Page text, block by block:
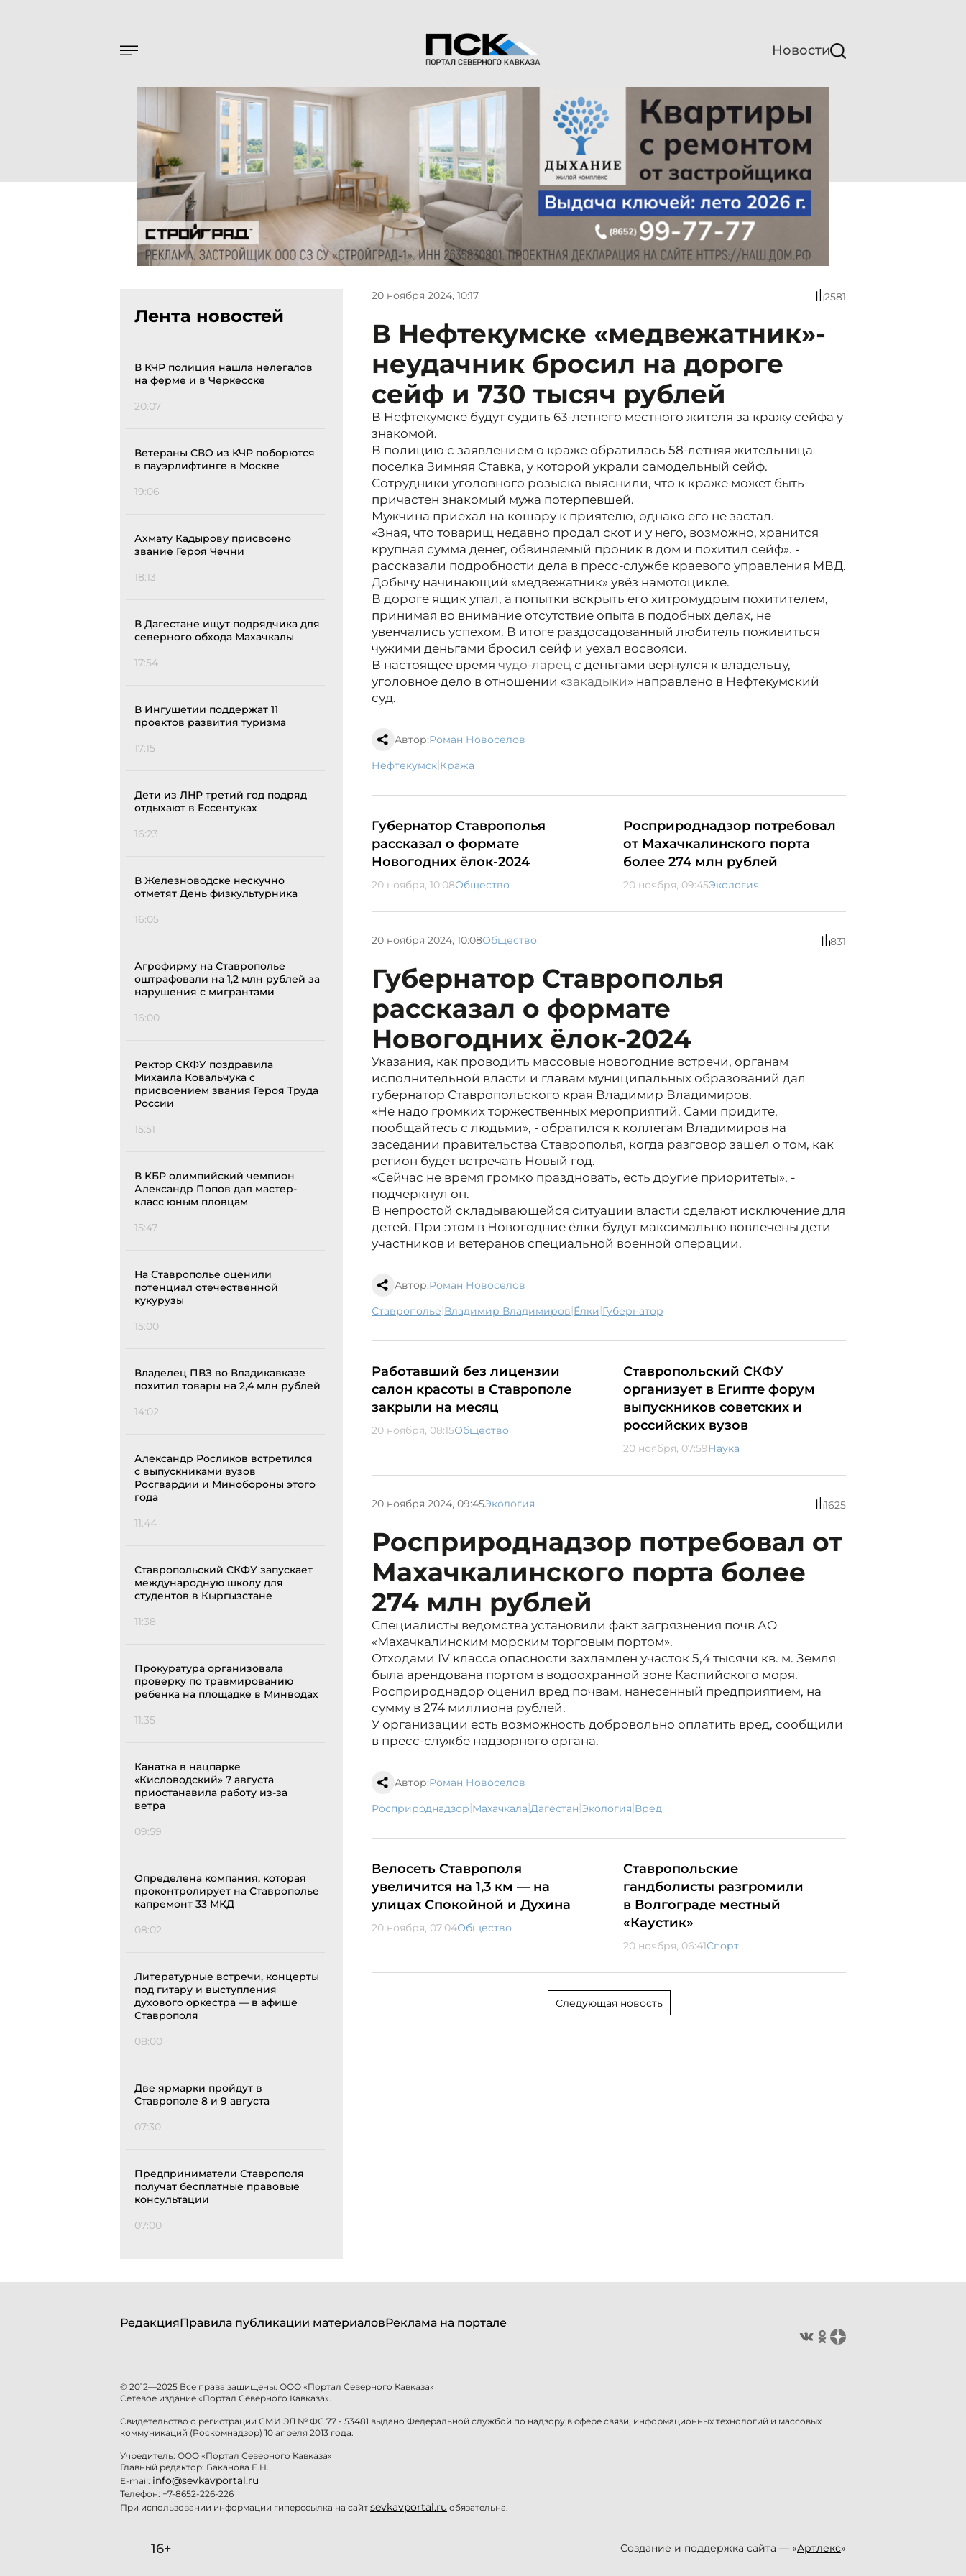
Новости
Лента новостей
В КЧР полиция нашла нелегалов
на ферме и в Черкесске
20:07
Ветераны СВО из КЧР поборются
в пауэрлифтинге в Москве
19:06
Ахмату Кадырову присвоено
звание Героя Чечни
18:13
В Дагестане ищут подрядчика для
северного обхода Махачкалы
17:54
В Ингушетии поддержат 11
проектов развития туризма
17:15
Дети из ЛНР третий год подряд
отдыхают в Ессентуках
16:23
В Железноводске нескучно
отметят День физкультурника
16:05
Агрофирму на Ставрополье
оштрафовали на 1,2 млн рублей за
нарушения с мигрантами
16:00
Ректор СКФУ поздравила
Михаила Ковальчука с
присвоением звания Героя Труда
России
15:51
В КБР олимпийский чемпион
Александр Попов дал мастер-
класс юным пловцам
15:47
На Ставрополье оценили
потенциал отечественной
кукурузы
15:00
Владелец ПВЗ во Владикавказе
похитил товары на 2,4 млн рублей
14:02
Александр Росликов встретился
с выпускниками вузов
Росгвардии и Минобороны этого
года
11:44
Ставропольский СКФУ запускает
международную школу для
студентов в Кыргызстане
11:38
Прокуратура организовала
проверку по травмированию
ребенка на площадке в Минводах
11:35
Канатка в нацпарке
«Кисловодский» 7 августа
приостанавила работу из-за
ветра
09:59
Определена компания, которая
проконтролирует на Ставрополье
капремонт 33 МКД
08:02
Литературные встречи, концерты
под гитару и выступления
духового оркестра — в афише
Ставрополя
08:00
Две ярмарки пройдут в
Ставрополе 8 и 9 августа
07:30
Предприниматели Ставрополя
получат бесплатные правовые
консультации
07:00
20 ноября 2024, 10:17 2581
В Нефтекумске «медвежатник»-
неудачник бросил на дороге
сейф и 730 тысяч рублей
В Нефтекумске будут судить 63-летнего местного жителя за кражу сейфа у
знакомой.
В полицию с заявлением о краже обратилась 58-летняя жительница
поселка Зимняя Ставка, у которой украли самодельный сейф.
Сотрудники уголовного розыска выяснили, что к краже может быть
причастен знакомый мужа потерпевшей.
Мужчина приехал на кошару к приятелю, однако его не застал.
«Зная, что товарищ недавно продал скот и у него, возможно, хранится
крупная сумма денег, обвиняемый проник в дом и похитил сейф». -
рассказали подробности дела в пресс-службе краевого управления МВД.
Добычу начинающий «медвежатник» увёз намотоцикле.
В дороге ящик упал, а попытки вскрыть его хитромудрым похитителем,
принимая во внимание отсутствие опыта в подобных делах, не
увенчались успехом. В итоге раздосадованный любитель поживиться
чужими деньгами бросил сейф и уехал восвояси.
В настоящее время чудо-ларец с деньгами вернулся к владельцу,
уголовное дело в отношении «закадыки» направлено в Нефтекумский
суд.
Автор:Роман Новоселов
Нефтекумск| кража
Губернатор Ставрополья
рассказал о формате
Новогодних ёлок-2024
20 ноября, 10:08Общество
Росприроднадзор потребовал
от Махачкалинского порта
более 274 млн рублей
20 ноября, 09:45Экология
20 ноября 2024, 10:08Общество 831
Губернатор Ставрополья
рассказал о формате
Новогодних ёлок-2024
Указания, как проводить массовые новогодние встречи, органам
исполнительной власти и главам муниципальных образований дал
губернатор Ставропольского края Владимир Владимиров.
«Не надо громких торжественных мероприятий. Сами придите,
пообщайтесь с людьми», - обратился к коллегам Владимиров на
заседании правительства Ставрополья, когда разговор зашел о том, как
регион будет встречать Новый год.
«Сейчас не время громко праздновать, есть другие приоритеты», -
подчеркнул он.
В непростой складывающейся ситуации власти сделают исключение для
детей. При этом в Новогодние ёлки будут максимально вовлечены дети
участников и ветеранов специальной военной операции.
Автор:Роман Новоселов
Ставрополье| Владимир Владимиров| ёлки| губернатор
Работавший без лицензии
салон красоты в Ставрополе
закрыли на месяц
20 ноября, 08:15Общество
Ставропольский СКФУ
организует в Египте форум
выпускников советских и
российских вузов
20 ноября, 07:59Наука
20 ноября 2024, 09:45Экология 1625
Росприроднадзор потребовал от
Махачкалинского порта более
274 млн рублей
Специалисты ведомства установили факт загрязнения почв АО
«Махачкалинским морским торговым портом».
Отходами IV класса опасности захламлен участок 5,4 тысячи кв. м. Земля
была арендована портом в водоохранной зоне Каспийского моря.
Росприроднадор оценил вред почвам, нанесенный предприятием, на
сумму в 274 миллиона рублей.
У организации есть возможность добровольно оплатить вред, сообщили
в пресс-службе надзорного органа.
Автор:Роман Новоселов
Росприроднадзор| Махачкала| Дагестан| экология| вред
Велосеть Ставрополя
увеличится на 1,3 км — на
улицах Спокойной и Духина
20 ноября, 07:04Общество
Ставропольские
гандболисты разгромили
в Волгограде местный
«Каустик»
20 ноября, 06:41Спорт
Следующая новость
РедакцияПравила публикации материаловРеклама на портале
© 2012—2025 Все права защищены. ООО «Портал Северного Кавказа»
Сетевое издание «Портал Северного Кавказа».
Свидетельство о регистрации СМИ ЭЛ № ФС 77 - 53481 выдано Федеральной службой по надзору в сфере связи, информационных технологий и массовых
коммуникаций (Роскомнадзор) 10 апреля 2013 года.
Учредитель: ООО «Портал Северного Кавказа»
Главный редактор: Баканова Е.Н.
E-mail: info@sevkavportal.ru
Телефон: +7-8652-226-226
При использовании информации гиперссылка на сайт sevkavportal.ru обязательна.
16+ Создание и поддержка сайта — «Артлекс»